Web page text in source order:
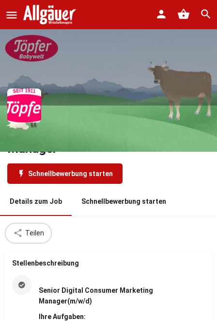
Senior Digital Consumer Marketing
Manager
Schnellbewerbung starten
Details zum Job Schnellbewerbung starten
Teilen
Stellenbeschreibung
Senior Digital Consumer Marketing
Manager(m/w/d)
Ihre Aufgaben: